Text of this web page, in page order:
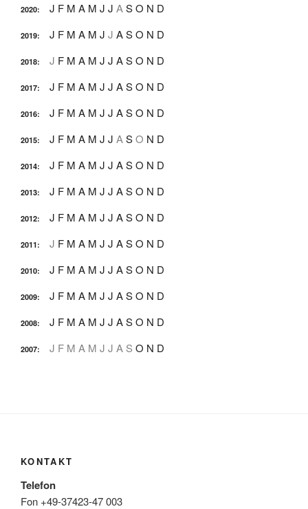
2020: J F M A M J J ASO N D
2019: J F M A M J J ASO N D
2018: J F M A M J J ASO N D
2017: J F M A M J J ASO N D
2016: J F M A M J J ASO N D
2015: J F M A M J J ASO N D
2014: J F M A M J J ASO N D
2013: J F M A M J J ASO N D
2012: J F M A M J J ASO N D
2011: J F M A M J J ASO N D
2010: J F M A M J J ASO N D
2009: J F M A M J J ASO N D
2008: J F M A M J J ASO N D
2007: J F M A M J J A S O N D
KONTAKT
Telefon
Fon +49-37423-47 003